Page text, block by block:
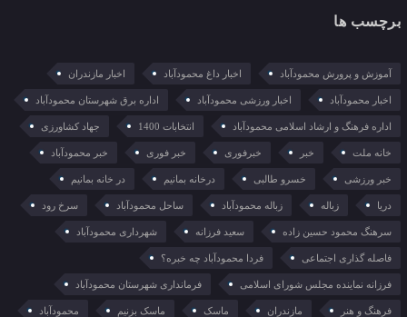
برچسب ها
آموزش و پرورش محمودآباد اخبار داغ محمودآباد اخبار مازندران
اخبار محمودآباد اخبار ورزشی محمودآباد اداره برق شهرستان محمودآباد
اداره فرهنگ و ارشاد اسلامی محمودآباد انتخابات 1400 جهاد کشاورزی
خانه ملت خبر خبرفوری خبر فوری خبر محمودآباد
خبر ورزشی خسرو طالبی درخانه بمانیم در خانه بمانیم
دریا زباله زباله محمودآباد ساحل محمودآباد سرخ رود
سرهنگ محمود حسین زاده سعید فرزانه شهرداری محمودآباد
فاصله گذاری اجتماعی فردا محمودآباد چه خبره؟
فرزانه نماینده مجلس شورای اسلامی فرمانداری شهرستان محمودآباد
فرهنگ و هنر مازندران ماسک ماسک بزنیم محمودآباد